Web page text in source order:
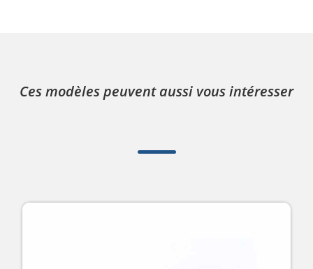
Ces modèles peuvent aussi vous intéresser